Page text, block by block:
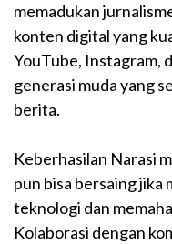
memadukan
konten digital yang
YouTube, Instagram,
generasi muda yang
berita.
Keberhasilan Narasi
pun bisa bersaing jika
teknologi dan
Kolaborasi dengan